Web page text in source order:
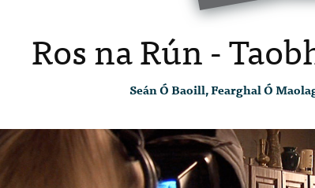
Ros na Rún -
Seán Ó Baoill, Fearghal Ó